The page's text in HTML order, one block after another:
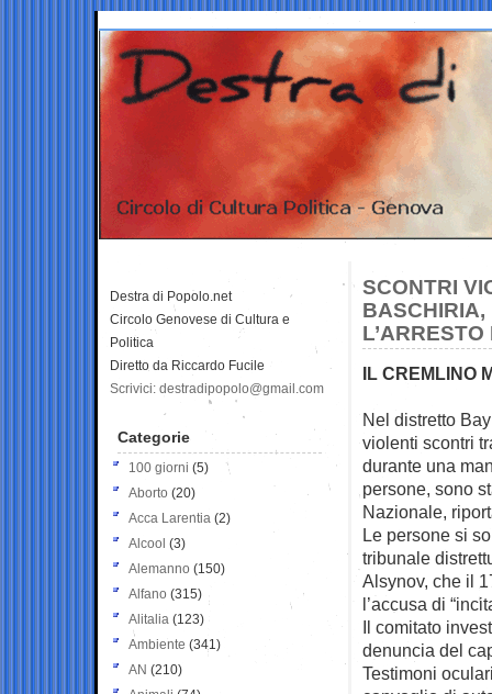
SCONTRI
BASCHIRIA,
IL CREMLINO
Nel distretto
violenti scontri
durante una
persone, sono
Nazionale,
Le persone si
tribunale
Alsynov, che il
l’accusa di
Il comitato
denuncia del
Testimoni
Destra di Popolo.net
Circolo Genovese di Cultura e
Politica
Diretto da Riccardo Fucile
Scrivici: destradipopolo@gmail.com
Categorie
100 giorni (5)
Aborto (20)
Acca Larentia (2)
Alcool (3)
Alemanno (150)
Alfano (315)
Alitalia (123)
Ambiente (341)
AN (210)